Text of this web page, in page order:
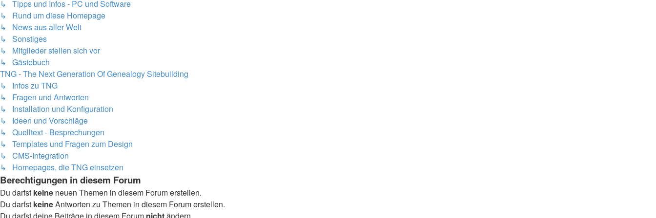
↳ Tipps und Infos - PC und Software
↳ Rund um diese Homepage
↳ News aus aller Welt
↳ Sonstiges
↳ Mitglieder stellen sich vor
↳ Gästebuch
TNG - The Next Generation Of Genealogy Sitebuilding
↳ Infos zu TNG
↳ Fragen und Antworten
↳ Installation und Konfiguration
↳ Ideen und Vorschläge
↳ Quelltext - Besprechungen
↳ Templates und Fragen zum Design
↳ CMS-Integration
↳ Homepages, die TNG einsetzen
Berechtigungen in diesem Forum
Du darfst keine neuen Themen in diesem Forum erstellen.
Du darfst keineAntworten zu Themen in diesem Forum erstellen.